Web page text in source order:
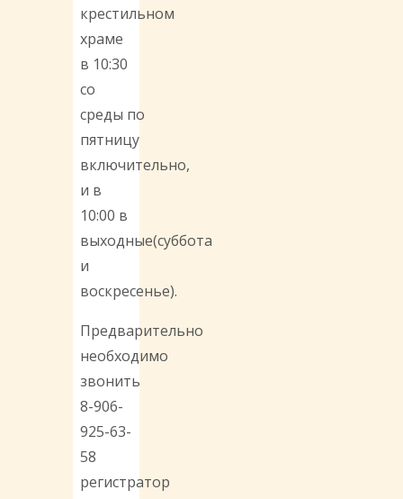
крестильном
храме
в 10:30
со
среды по
пятницу
включительно,
и в
10:00 в
выходные(суббота
и
воскресенье).
Предварительно
необходимо
звонить
8-906-
925-63-
58
регистратор